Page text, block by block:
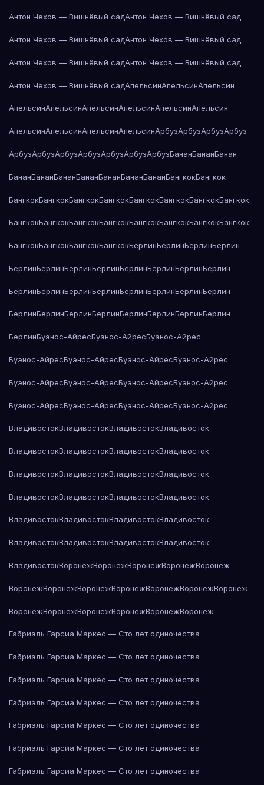
Антон Чехов — Вишнёвый садАнтон Чехов — Вишнёвый сад
Антон Чехов — Вишнёвый садАнтон Чехов — Вишнёвый сад
Антон Чехов — Вишнёвый садАнтон Чехов — Вишнёвый сад
Антон Чехов — Вишнёвый садАпельсинАпельсинАпельсин
АпельсинАпельсинАпельсинАпельсинАпельсинАпельсин
АпельсинАпельсинАпельсинАпельсинАрбузАрбузАрбузАрбуз
АрбузАрбузАрбузАрбузАрбузАрбузАрбузБананБананБанан
БананБананБананБананБананБананБананБангкокБангкок
БангкокБангкокБангкокБангкокБангкокБангкокБангкокБангкок
БангкокБангкокБангкокБангкокБангкокБангкокБангкокБангкок
БангкокБангкокБангкокБангкокБерлинБерлинБерлинБерлин
БерлинБерлинБерлинБерлинБерлинБерлинБерлинБерлин
БерлинБерлинБерлинБерлинБерлинБерлинБерлинБерлин
БерлинБерлинБерлинБерлинБерлинБерлинБерлинБерлин
БерлинБуэнос-АйресБуэнос-АйресБуэнос-Айрес
Буэнос-АйресБуэнос-АйресБуэнос-АйресБуэнос-Айрес
Буэнос-АйресБуэнос-АйресБуэнос-АйресБуэнос-Айрес
Буэнос-АйресБуэнос-АйресБуэнос-АйресБуэнос-Айрес
ВладивостокВладивостокВладивостокВладивосток
ВладивостокВладивостокВладивостокВладивосток
ВладивостокВладивостокВладивостокВладивосток
ВладивостокВладивостокВладивостокВладивосток
ВладивостокВладивостокВладивостокВладивосток
ВладивостокВладивостокВладивостокВладивосток
ВладивостокВоронежВоронежВоронежВоронежВоронеж
ВоронежВоронежВоронежВоронежВоронежВоронежВоронеж
ВоронежВоронежВоронежВоронежВоронежВоронеж
Габриэль Гарсиа Маркес — Сто лет одиночества
Габриэль Гарсиа Маркес — Сто лет одиночества
Габриэль Гарсиа Маркес — Сто лет одиночества
Габриэль Гарсиа Маркес — Сто лет одиночества
Габриэль Гарсиа Маркес — Сто лет одиночества
Габриэль Гарсиа Маркес — Сто лет одиночества
Габриэль Гарсиа Маркес — Сто лет одиночества